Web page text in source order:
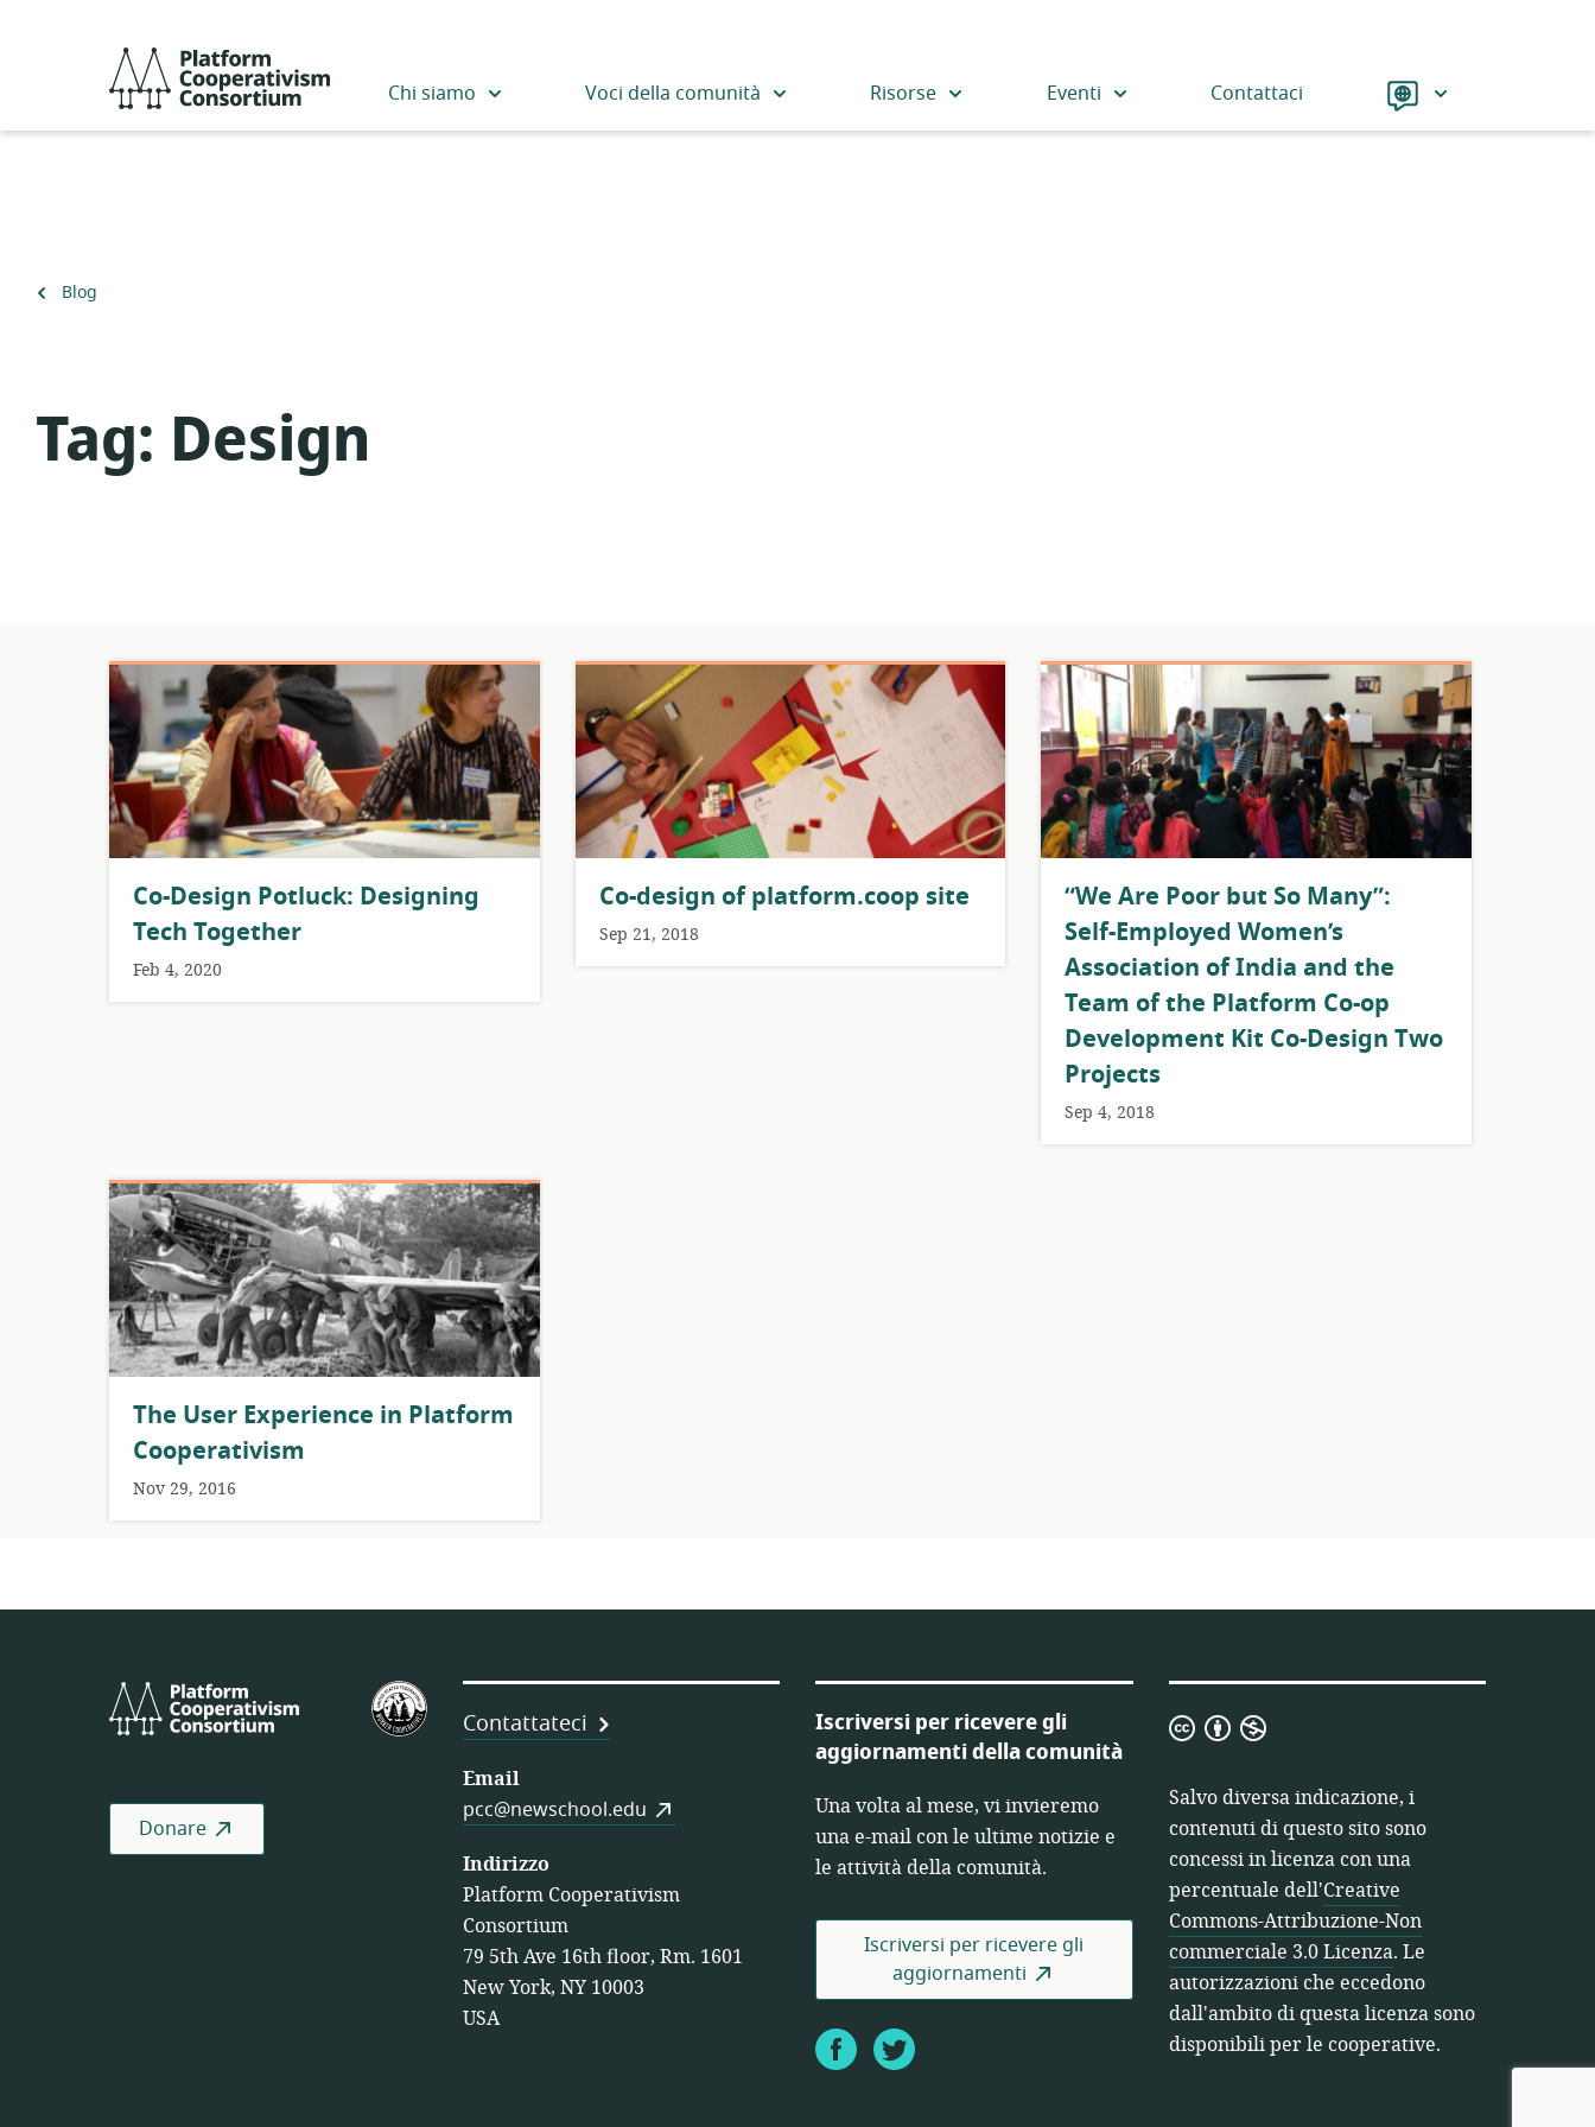
Cooperativism
Chi siamo Voci della comunità Risorse Eventi Contattaci Language
Torna
Blog
Tag: Design
Co-Design Potluck: Designing
Tech Together
Feb 4, 2020
Co-design of platform.coop site
Sep 21, 2018
​“We Are Poor but So Many”:
Self-Employed Women’s
Association of India and the
Team of the Platform Co-op
Development Kit Co-Design Two
Projects
Sep 4, 2018
The User Experience in Platform
Cooperativism
Nov 29, 2016
Platform
Cooperativism
Federazione
degli
Uniti
delle
Lavoro
Donare
Contattateci
Email
pcc@newschool.edu
Indirizzo
Platform Cooperativism
Consortium
79 5th Ave 16th floor, Rm. 1601
New York, NY 10003
USA
Iscriversi per ricevere gli
aggiornamenti della comunità
Una volta al mese, vi invieremo
una e-mail con le ultime notizie e
le attività della comunità.
Iscriversi per ricevere gli
aggiornamenti
FacebookTwitter
Creative
Attribuzione-
Non
commerciale
3.0
Licenza
Salvo diversa indicazione, i
contenuti di questo sito sono
concessi in licenza con una
percentuale dell'Creative
Commons-Attribuzione-Non
commerciale 3.0 Licenza. Le
autorizzazioni che eccedono
dall'ambito di questa licenza sono
disponibili per le cooperative.